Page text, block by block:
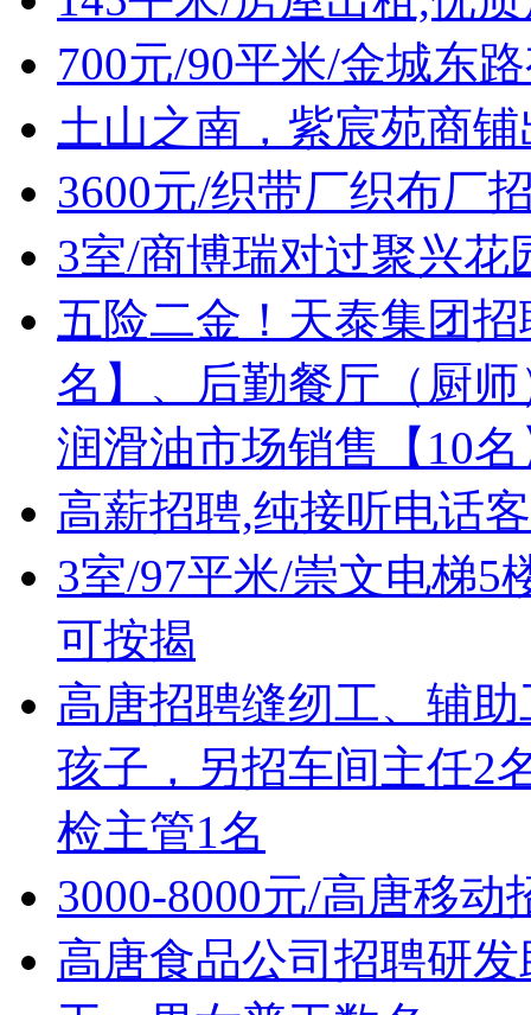
700元/90平米/金城东
土山之南，紫宸苑商
3600元/织带厂织布厂
3室/商博瑞对过聚兴花
五险二金！天泰集团
名】、后勤餐厅（厨
润滑油市场销售【10
高薪招聘,纯接听电话
3室/97平米/崇文电梯5
可按揭
高唐招聘缝纫工、辅
孩子，另招车间主任2
检主管1名
3000-8000元/高唐移动
高唐食品公司招聘研